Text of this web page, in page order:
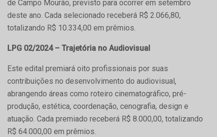
de Campo Mourão, previsto para ocorrer em setembro
deste ano. Cada selecionado receberá R$ 2.066,80,
totalizando R$ 10.334,00 em prêmios.
LPG 02/2024 – Trajetória no Audiovisual
Este edital premiará oito profissionais por suas
contribuições no desenvolvimento do audiovisual,
abrangendo áreas como roteiro cinematográfico, pré-
produção, estética, coordenação, cenografia, design e
atuação. Cada premiado receberá R$ 8.000,00, totalizando
R$ 64.000,00 em prêmios.